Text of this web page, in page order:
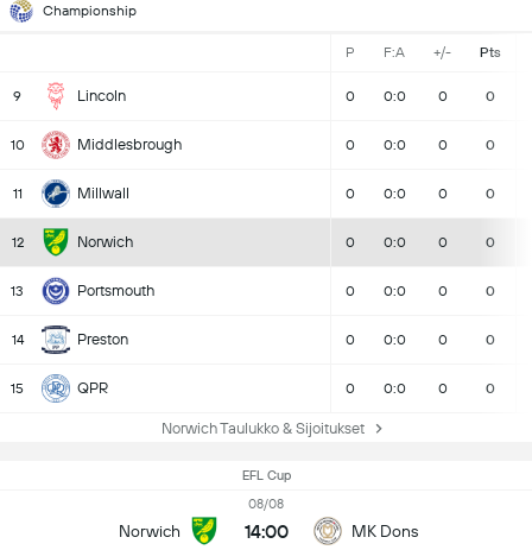
Championship
P F:A +/- Pts
9 Lincoln 0 0:0 0 0
10 Middlesbrough 0 0:0 0 0
11 Millwall 0 0:0 0 0
12 Norwich 0 0:0 0 0
13 Portsmouth 0 0:0 0 0
14 Preston 0 0:0 0 0
15 QPR 0 0:0 0 0
Norwich Taulukko & Sijoitukset
EFL Cup
Norwich
08/08
14:00 MK Dons